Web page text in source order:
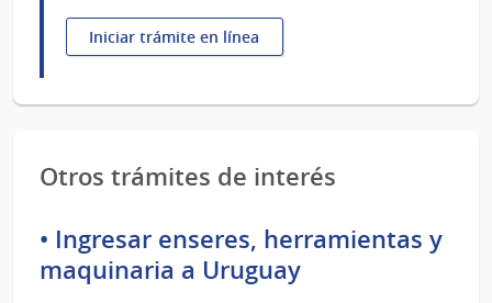
Iniciar trámite en línea
Otros trámites de interés
• Ingresar enseres, herramientas y
maquinaria a Uruguay